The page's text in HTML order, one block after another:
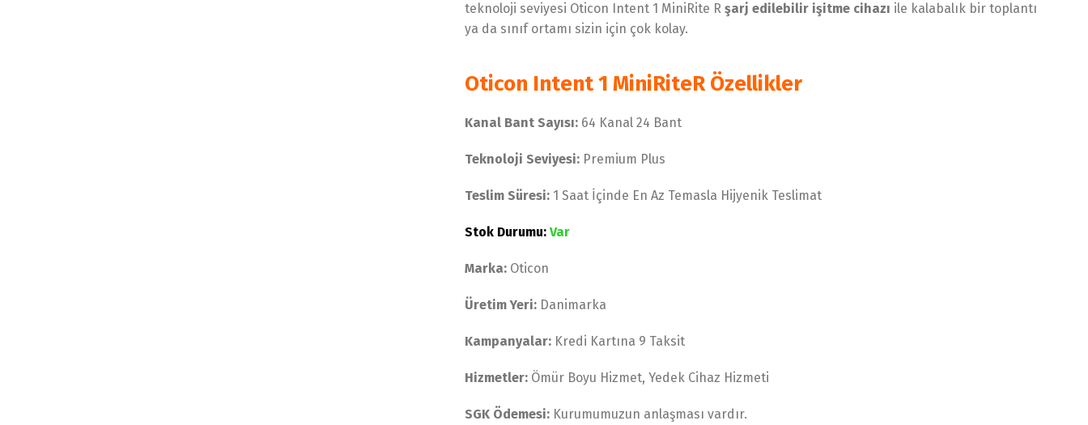
teknoloji seviyesi Oticon Intent 1 MiniRite R şarj edilebilir işitme cihazı ile kalabalık bir toplantı
ya da sınıf ortamı sizin için çok kolay.
Oticon Intent 1 MiniRiteR Özellikler
Kanal Bant Sayısı: 64 Kanal 24 Bant
Teknoloji Seviyesi: Premium Plus
Teslim Süresi: 1 Saat İçinde En Az Temasla Hijyenik Teslimat
Stok Durumu:Var
Marka: Oticon
Üretim Yeri: Danimarka
Kampanyalar: Kredi Kartına 9 Taksit
Hizmetler: Ömür Boyu Hizmet, Yedek Cihaz Hizmeti
SGK Ödemesi: Kurumumuzun anlaşması vardır.